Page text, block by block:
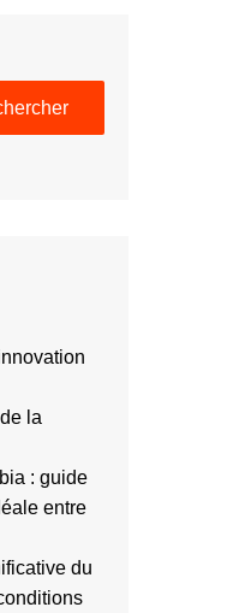
la
: guide
entre
du